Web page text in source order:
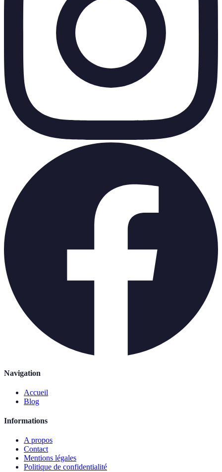
Navigation
Accueil
Blog
Informations
A propos
Contact
Mentions légales
Politique de confidentialité